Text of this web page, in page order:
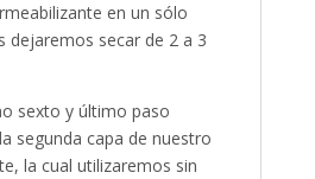
en un sólo
dejaremos secar de 2 a 3
sexto y último paso
segunda capa de nuestro
la cual utilizaremos sin